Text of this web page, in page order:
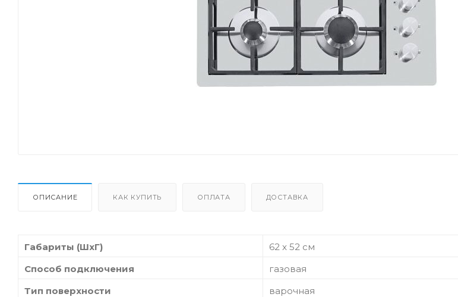
ОПИСАНИЕ КАК КУПИТЬ ОПЛАТА ДОСТАВКА
Габариты (ШхГ)
62 x 52 см
Способ подключения
газовая
Тип поверхности
варочная